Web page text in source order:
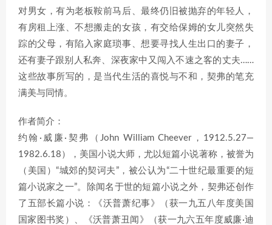
对男女，有为老板鞍前马后、最终仍旧被抛弃的年轻人，
有房租上涨、不想搬走的女孩，有交给保姆的女儿突然失
踪的父母，有陷入家庭琐事、想要寻找人生出口的妻子，
还有妻子跟别人私奔、深夜家中又闯入不速之客的丈夫……
这些故事所写的，是当代生活的喜悦与不和，契弗的笔充
满美与同情。
作者简介：
约翰·威廉·契弗（John William Cheever，1912.5.27—
1982.6.18），美国小说大师，尤以短篇小说著称，被誉为
（美国）“城郊的契诃夫”，被公认为“二十世纪最重要的短
篇小说家之一”。除闻名于世的短篇小说之外，契弗还创作
了五部长篇小说：《沃普萧纪事》（获一九五八年度美国
国家图书奖）、《沃普萧丑闻》（获一九六五年度威廉·迪